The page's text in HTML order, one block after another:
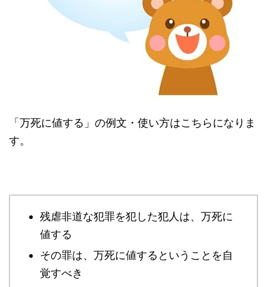
「万死に値する」の例文・使い方はこちらになりま
す。
残虐非道な犯罪を犯した犯人は、万死に
値する
その罪は、万死に値するということを自
覚すべき